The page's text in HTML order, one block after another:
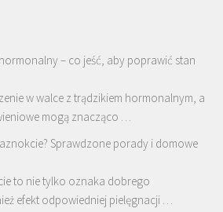
– co jeść, aby poprawić stan
w walce z trądzikiem hormonalnym, a
mogą znacząco …
Sprawdzone porady i domowe
to nie tylko oznaka dobrego
efekt odpowiedniej pielęgnacji …